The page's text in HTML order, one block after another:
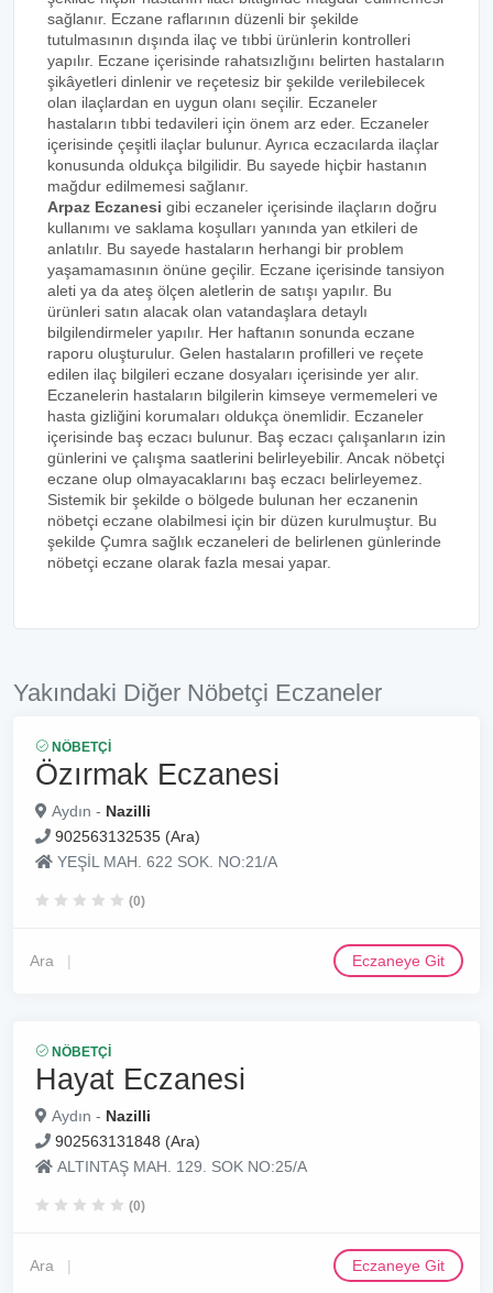
sağlanır. Eczane raflarının düzenli bir şekilde
tutulmasının dışında ilaç ve tıbbi ürünlerin kontrolleri
yapılır. Eczane içerisinde rahatsızlığını belirten hastaların
şikâyetleri dinlenir ve reçetesiz bir şekilde verilebilecek
olan ilaçlardan en uygun olanı seçilir. Eczaneler
hastaların tıbbi tedavileri için önem arz eder. Eczaneler
içerisinde çeşitli ilaçlar bulunur. Ayrıca eczacılarda ilaçlar
konusunda oldukça bilgilidir. Bu sayede hiçbir hastanın
mağdur edilmemesi sağlanır.
Arpaz Eczanesi gibi eczaneler içerisinde ilaçların doğru
kullanımı ve saklama koşulları yanında yan etkileri de
anlatılır. Bu sayede hastaların herhangi bir problem
yaşamamasının önüne geçilir. Eczane içerisinde tansiyon
aleti ya da ateş ölçen aletlerin de satışı yapılır. Bu
ürünleri satın alacak olan vatandaşlara detaylı
bilgilendirmeler yapılır. Her haftanın sonunda eczane
raporu oluşturulur. Gelen hastaların profilleri ve reçete
edilen ilaç bilgileri eczane dosyaları içerisinde yer alır.
Eczanelerin hastaların bilgilerin kimseye vermemeleri ve
hasta gizliğini korumaları oldukça önemlidir. Eczaneler
içerisinde baş eczacı bulunur. Baş eczacı çalışanların izin
günlerini ve çalışma saatlerini belirleyebilir. Ancak nöbetçi
eczane olup olmayacaklarını baş eczacı belirleyemez.
Sistemik bir şekilde o bölgede bulunan her eczanenin
nöbetçi eczane olabilmesi için bir düzen kurulmuştur. Bu
şekilde Çumra sağlık eczaneleri de belirlenen günlerinde
nöbetçi eczane olarak fazla mesai yapar.
Yakındaki Diğer Nöbetçi Eczaneler
NÖBETÇI
Özırmak Eczanesi
Aydın - Nazilli
902563132535 (Ara)
YEŞİL MAH. 622 SOK. NO:21/A
(0)
Ara Eczaneye Git
NÖBETÇI
Hayat Eczanesi
Aydın - Nazilli
902563131848 (Ara)
ALTINTAŞ MAH. 129. SOK NO:25/A
(0)
Ara Eczaneye Git